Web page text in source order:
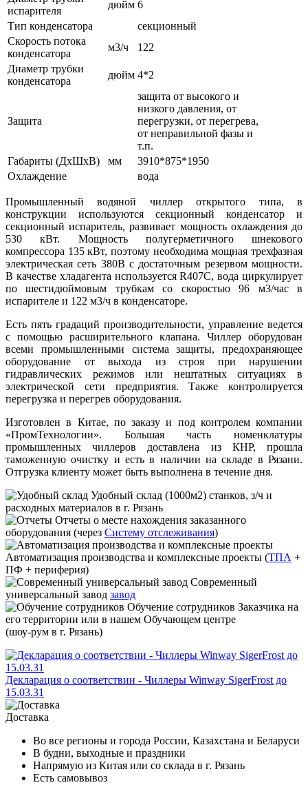
испарителя
дюйм 6
Тип конденсатора
секционный
Скорость потока
конденсатора
м3/ч
122
Диаметр трубки
конденсатора
дюйм 4*2
Защита
защита от высокого и
низкого давления, от
перегрузки, от перегрева,
от неправильной фазы и
т.п.
Габариты (ДхШхВ)
мм
3910*875*1950
Охлаждение
вода
Промышленный водяной чиллер открытого типа, в
конструкции используются секционный конденсатор и
секционный испаритель, развивает мощность охлаждения до
530 кВт. Мощность полугерметичного шнекового
компрессора 135 кВт, поэтому необходима мощная трехфазная
электрическая сеть 380В с достаточным резервом мощности.
В качестве хладагента используется R407C, вода циркулирует
по шестидюймовым трубкам со скоростью 96 м3/час в
испарителе и 122 м3/ч в конденсаторе.
Есть пять градаций производительности, управление ведется
с помощью расширительного клапана. Чиллер оборудован
всеми промышленными система защиты, предохраняющее
оборудование от выхода из строя при нарушении
гидравлических режимов или нештатных ситуациях в
электрической сети предприятия. Также контролируется
перегрузка и перегрев оборудования.
Изготовлен в Китае, по заказу и под контролем компании
«ПромТехнологии». Большая часть номенклатуры
промышленных чиллеров доставлена из КНР, прошла
таможенную очистку и есть в наличии на складе в Рязани.
Отгрузка клиенту может быть выполнена в течение дня.
Удобный склад (1000м2) станков, з/ч и
расходных материалов в г. Рязань
Отчеты о месте нахождения заказанного
оборудования (через Систему отслеживания)
Автоматизация производства и комплексные проекты (ТПА +
ПФ + периферия)
Современный
универсальный завод завод
Обучение сотрудников Заказчика на
его территории или в нашем Обучающем центре
(шоу-рум в г. Рязань)
Декларация о соответствии - Чиллеры Winway SigerFrost до
15.03.31
Доставка
Во все регионы и города России, Казахстана и Беларуси
В будни, выходные и праздники
Напрямую из Китая или со склада в г. Рязань
Есть самовывоз